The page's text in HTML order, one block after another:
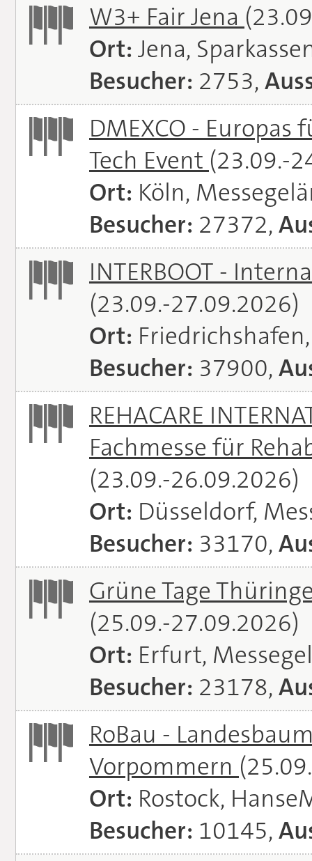
W3+ Fair Jena
Ort: Jena,
Besucher: 2753,
DMEXCO -
Tech Event (23.09.-
Ort: Köln,
Besucher: 27372,
INTERBOOT -
(23.09.-27.09.2026)
Ort:
Besucher: 37900,
REHACARE
Fachmesse für
(23.09.-26.09.2026)
Ort: Düsseldorf,
Besucher: 33170,
Grüne Tage
(25.09.-27.09.2026)
Ort: Erfurt,
Besucher: 23178,
RoBau -
Vorpommern
Ort: Rostock,
Besucher: 10145,